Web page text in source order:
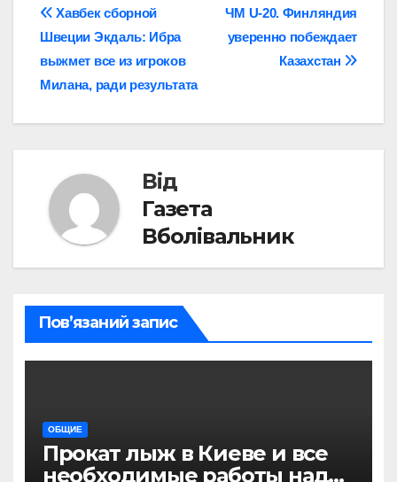
Навігація
записів
ЧМ U-20. Финляндия
уверенно побеждает
Казахстан
Хавбек сборной
Швеции Экдаль: Ибра
выжмет все из игроков
Милана, ради результата
Від
Газета
Вболівальник
Пов’язаний запис
ОБЩИЕ
Прокат лыж в Киеве и все
необходимые работы над